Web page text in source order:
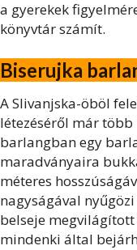
a gyerekek
könyvtár számít.
Biserujka
A Slivanjska-öböl
létezéséről már több
barlangban egy
maradványaira
méteres
nagyságával
belseje megvilágított
mindenki által